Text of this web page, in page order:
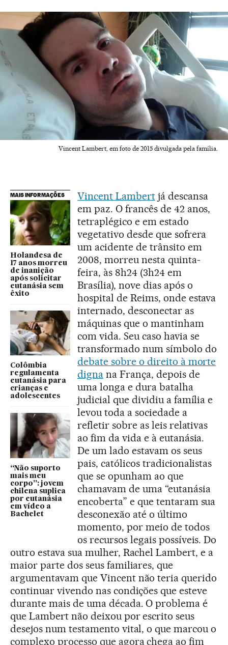
Vincent Lambert, em foto de 2015 divulgada pela família.
MAIS INFORMAÇÕES
Holandesa de
17 anos morreu
de inanição
após solicitar
eutanásia sem
êxito
Colômbia
regulamenta
eutanásia para
crianças e
adolescentes
“Não suporto
mais meu
corpo”: jovem
chilena suplica
por eutanásia
em vídeo a
Bachelet
Vincent Lambertjá descansa
em paz. O francês de 42 anos,
tetraplégico e em estado
vegetativo desde que sofrera
um acidente de trânsito em
2008, morreu nesta quinta-
feira, às 8h24 (3h24 em
Brasília), nove dias após o
hospital de Reims, onde estava
internado, desconectar as
máquinas que o mantinham
com vida. Seu caso havia se
transformado num símbolo do
debate sobre o direito à morte
dignana França, depois de
uma longa e dura batalha
judicial que dividiu a família e
levou toda a sociedade a
refletir sobre as leis relativas
ao fim da vida e à eutanásia.
De um lado estavam os seus
pais, católicos tradicionalistas
que se opunham ao que
chamavam de uma “eutanásia
encoberta” e que tentaram sua
desconexão até o último
momento, por meio de todos
os recursos legais possíveis. Do
outro estava sua mulher, Rachel Lambert, e a
maior parte dos seus familiares, que
argumentavam que Vincent não teria querido
continuar vivendo nas condições que esteve
durante mais de uma década. O problema é
que Lambert não deixou por escrito seus
desejos num testamento vital, o que marcou o
complexo processo que agora chega ao fim